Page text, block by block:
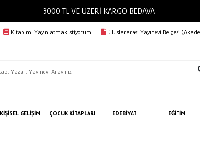
3000 TL VE ÜZERİ KARGO BEDAVA
Kitabımı Yayınlatmak İstiyorum Uluslararası Yayınevi Belgesi
KİŞİSEL GELİŞİM ÇOCUK KİTAPLARI EDEBİYAT EĞİTİM